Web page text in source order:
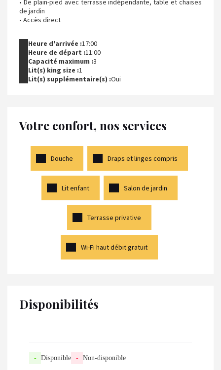
• De plain-pied avec terrasse indépendante, table et chaises
de jardin
• Accès direct
Heure d'arrivée :17:00
Heure de départ :11:00
Capacité maximum :3
Lit(s) king size :1
Lit(s) supplémentaire(s) :Oui
Votre confort, nos services
Douche Draps et linges compris
Lit enfant Salon de jardin
Terrasse privative
Wi-Fi haut débit gratuit
Disponibilités
- Disponible - Non-disponible